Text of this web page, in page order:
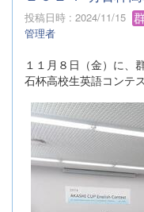
投稿日時 : 2024/11/15
管理者
１１月８日（金）に、
石杯高校生英語コンテ